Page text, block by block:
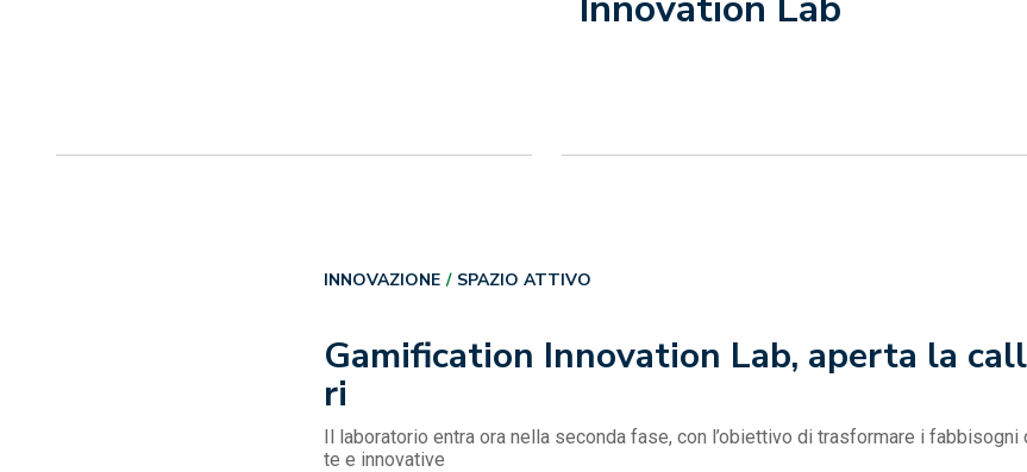
Gamification Innovation Lab, aperta la
ri
INNOVAZIONE SPAZIO ATTIVO
Il laboratorio entra ora nella seconda fase, con l’obiettivo di trasformare i
te e innovative